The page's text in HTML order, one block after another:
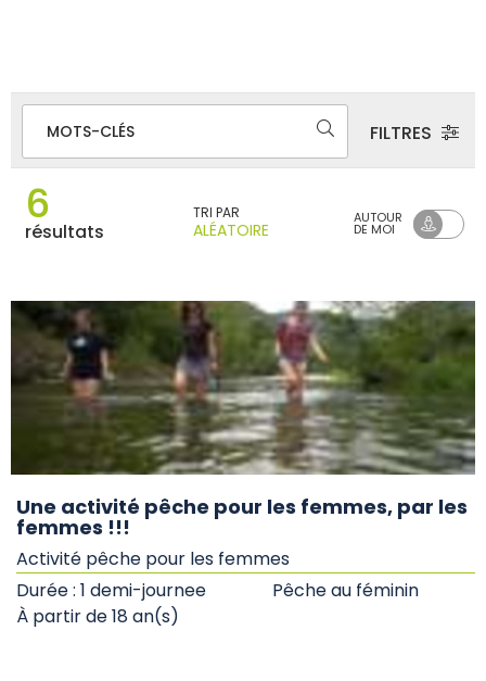
MOTS-CLÉS FILTRES
6
résultats
TRI PAR
ALÉATOIRE
AUTOUR
DE MOI
Une activité pêche pour les femmes, par les
femmes !!!
Activité pêche pour les femmes
Durée : 1 demi-journee
Pêche au féminin
À partir de 18 an(s)